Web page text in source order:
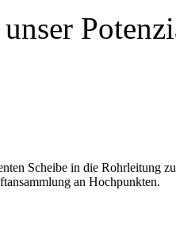
Scheibe in die Rohrleitung
an Hochpunkten.